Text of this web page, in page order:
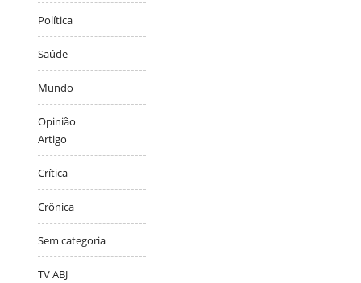
Política
Saúde
Mundo
Opinião
Artigo
Crítica
Crônica
Sem categoria
TV ABJ